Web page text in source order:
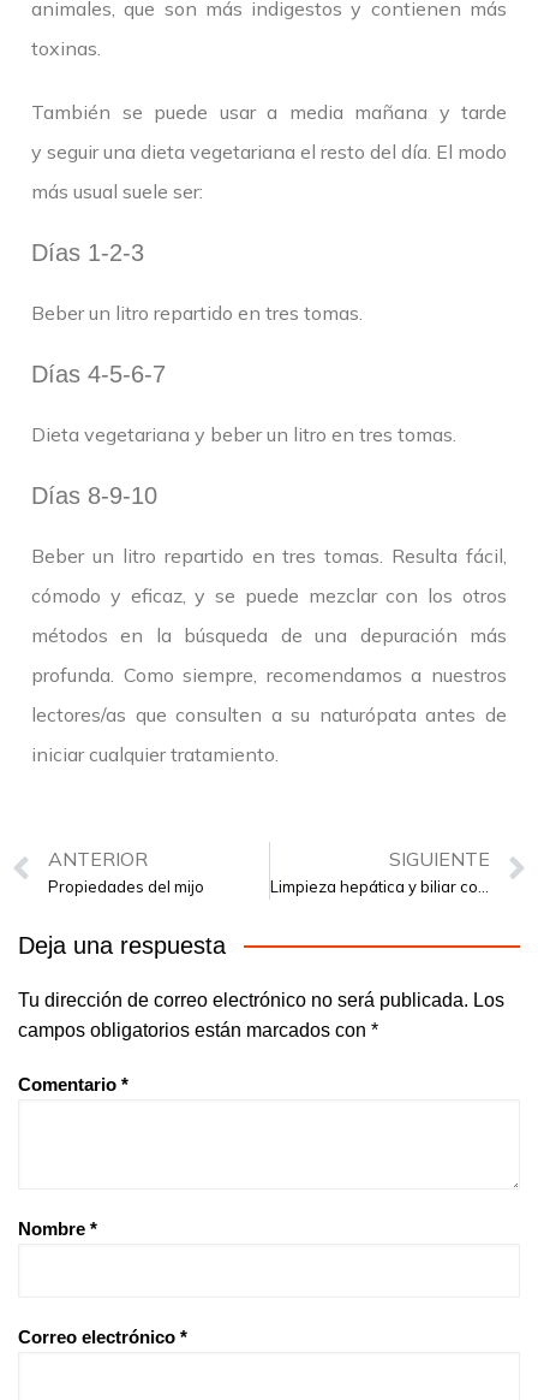
animales, que son más indigestos y contienen más
toxinas.
También se puede usar a media mañana y tarde
y seguir una dieta vegetariana el resto del día. El modo
más usual suele ser:
Días 1-2-3
Beber un litro repartido en tres tomas.
Días 4-5-6-7
Dieta vegetariana y beber un litro en tres tomas.
Días 8-9-10
Beber un litro repartido en tres tomas. Resulta fácil,
cómodo y eficaz, y se puede mezclar con los otros
métodos en la búsqueda de una depuración más
profunda. Como siempre, recomendamos a nuestros
lectores/as que consulten a su naturópata antes de
iniciar cualquier tratamiento.
ANTERIOR
Propiedades del mijo
SIGUIENTE
Deja una respuesta
Tu dirección de correo electrónico no será publicada. Los
campos obligatorios están marcados con *
Comentario *
Nombre *
Correo electrónico *